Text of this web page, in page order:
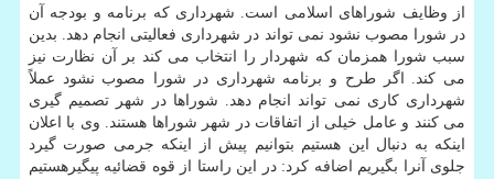
از وظایف شوراهای اسلامی است. شهرداری که برنامه و بودجه آن
در شورا مصوب نشود نمی تواند در شهرداری فعالیتی انجام دهد. بدین
سبب شورا همزمان که شهردار را انتخاب می کند بر آن نظارت نیز
می کند. اگر طرح و برنامه شهرداری در شورا مصوب نشود عملاً
شهرداری کاری نمی تواند انجام دهد. شوراها در شهر تصمیم گیری
می کنند و عامل خیلی از اتفاقات در شهر شوراها هستند. وی با اعلان
اینکه به دنبال این هستیم بتوانیم پیش از اینکه جرمی صورت گیرد
جلوی آنرا بگیریم اضافه کرد: در این راستا از قوه قضائیه پیگیرهستیم